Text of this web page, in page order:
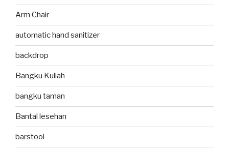
Arm Chair
automatic hand sanitizer
backdrop
Bangku Kuliah
bangku taman
Bantal lesehan
barstool